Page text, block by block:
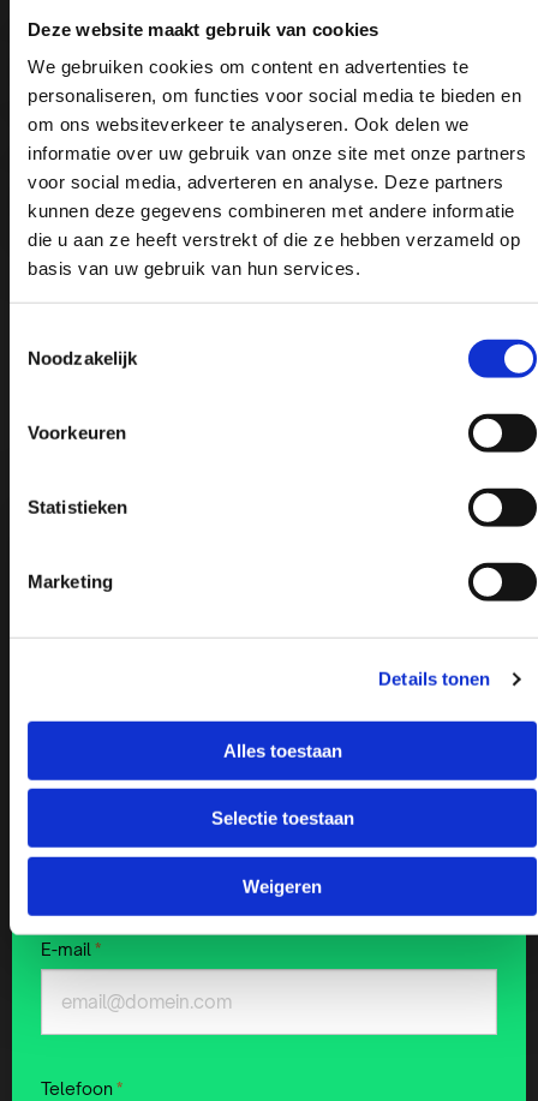
Deze website maakt gebruik van cookies
We gebruiken cookies om content en advertenties te
personaliseren, om functies voor social media te bieden en
om ons websiteverkeer te analyseren. Ook delen we
informatie over uw gebruik van onze site met onze partners
voor social media, adverteren en analyse. Deze partners
kunnen deze gegevens combineren met andere informatie
die u aan ze heeft verstrekt of die ze hebben verzameld op
basis van uw gebruik van hun services.
Noodzakelijk
Voorkeuren
Statistieken
Marketing
Details tonen
Alles toestaan
Selectie toestaan
Weigeren
dienst
Lees
meer
over
dienst
Lees
meer
over
formulier
mooi
met
E-mail *
Telefoon *